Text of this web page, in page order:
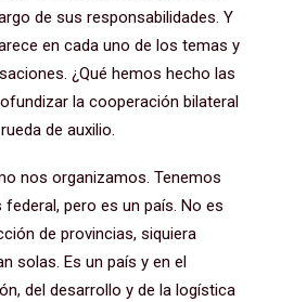
de sus responsabilidades. Y
en cada uno de los temas y
¿Qué hemos hecho las
la cooperación bilateral
de auxilio.
nos organizamos. Tenemos
pero es un país. No es
de provincias, siquiera
solas. Es un país y en el
del desarrollo y de la logística